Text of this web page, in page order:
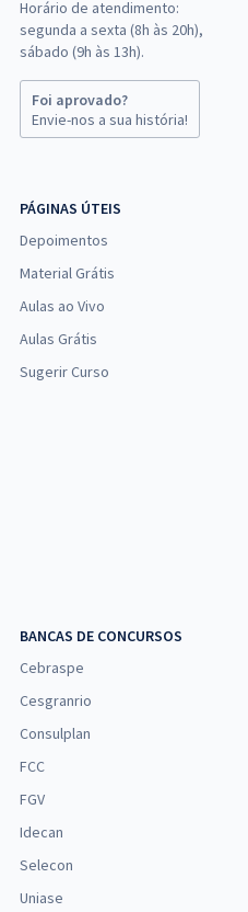
Horário de atendimento:
segunda a sexta (8h às 20h),
sábado (9h às 13h).
Foi aprovado?
Envie-nos a sua história!
PÁGINAS ÚTEIS
Depoimentos
Material Grátis
Aulas ao Vivo
Aulas Grátis
Sugerir Curso
BANCAS DE CONCURSOS
Cebraspe
Cesgranrio
Consulplan
FCC
FGV
Idecan
Selecon
Uniase